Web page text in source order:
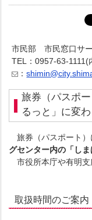
市民部 市民窓口サ
TEL：0957-63-1111(
：
旅券（パスポ
るっと」に変わ
旅券（パスポート）
グセンター内の「し
市役所本庁や有明支
取扱時間のご案内